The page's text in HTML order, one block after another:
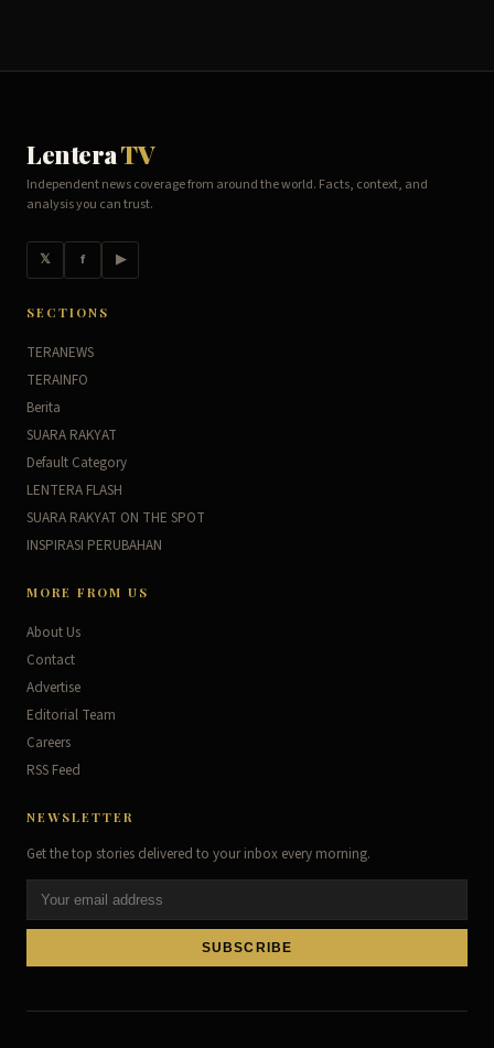
LenteraTV
Independent news coverage from around the world. Facts, context, and
analysis you can trust.
𝕏 f ▶
SECTIONS
TERANEWS
TERAINFO
Berita
SUARA RAKYAT
Default Category
LENTERA FLASH
SUARA RAKYAT ON THE SPOT
INSPIRASI PERUBAHAN
MORE FROM US
About Us
Contact
Advertise
Editorial Team
Careers
RSS Feed
NEWSLETTER
Get the top stories delivered to your inbox every morning.
SUBSCRIBE